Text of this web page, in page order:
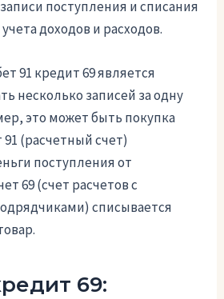
поступления и списания
доходов и расходов.
91 кредит 69 является
несколько записей за одну
это может быть покупка
91 (расчетный счет)
поступления от
69 (счет расчетов с
списывается
69: